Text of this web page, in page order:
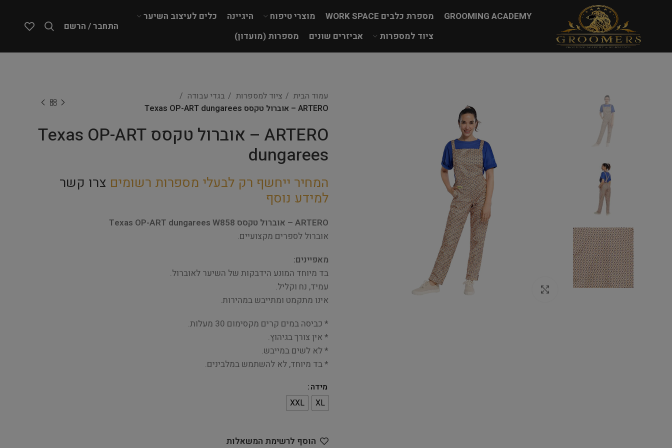
GROOMING ACADEMY מספרת כלבים WORK SPACE מוצרי טיפוח היגיינה
כלים לעיצוב השיער
ציוד למספרות
אביזרים שונים מספרות (מועדון)
התחבר / הרשם
עמוד הבית ציוד למספרות
בגדי עבודה
ARTERO – אוברול טקסס Texas OP-ART dungarees
ARTERO – אוברול טקסס Texas OP-ART
dungarees
המחיר ייחשף רק לבעלי מספרות רשומים צרו קשר
למידע נוסף
ARTERO – אוברול טקסס Texas OP-ART dungarees W858
אוברול לספרים מקצועיים.
מאפיינים:
בד מיוחד המונע הידבקות של השיער לאוברול.
עמיד, נח וקליל.
אינו מתקמט ומתייבש במהירות.
* כביסה במים קרים מקסימום 30 מעלות.
* אין צורך בגיהוץ.
* לא לשים במייבש.
* בד מיוחד, לא להשתמש במלבינים.
מידה
XL
XXL
הוסף לרשימת המשאלות